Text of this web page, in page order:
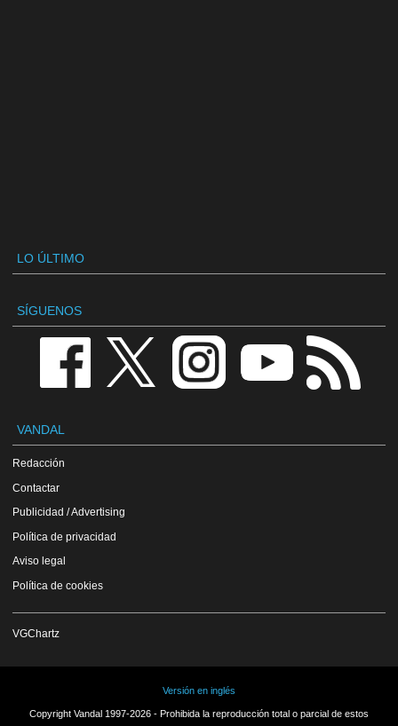
LO ÚLTIMO
SÍGUENOS
VANDAL
Redacción
Contactar
Publicidad / Advertising
Política de privacidad
Aviso legal
Política de cookies
VGChartz
Versión en inglés
Copyright Vandal 1997-2026 - Prohibida la reproducción total o parcial de estos